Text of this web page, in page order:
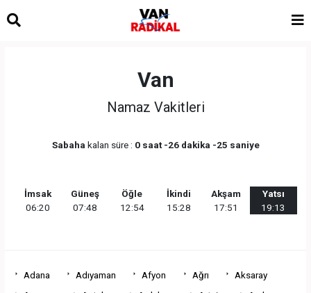
Van
Namaz Vakitleri
Sabaha kalan süre : 0 saat -26 dakika -25 saniye
İmsak
06:20
Güneş
07:48
Öğle
12:54
İkindi
15:28
Akşam
17:51
Yatsı
19:13
Adana Adıyaman Afyon Ağrı
Aksaray